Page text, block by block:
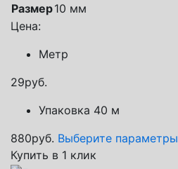
Размер10 мм
Цена:
Метр
29руб.
Упаковка 40 м
880руб. Выберите параметры
Купить в 1 клик